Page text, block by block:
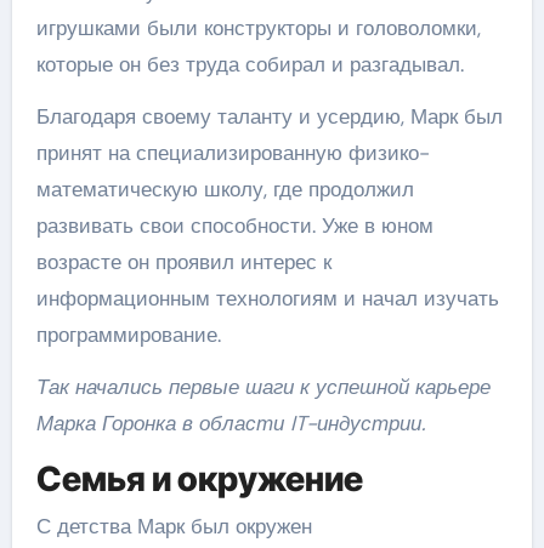
игрушками были конструкторы и головоломки,
которые он без труда собирал и разгадывал.
Благодаря своему таланту и усердию, Марк был
принят на специализированную физико-
математическую школу, где продолжил
развивать свои способности. Уже в юном
возрасте он проявил интерес к
информационным технологиям и начал изучать
программирование.
Так начались первые шаги к успешной карьере
Марка Горонка в области IT-индустрии.
Семья и окружение
С детства Марк был окружен